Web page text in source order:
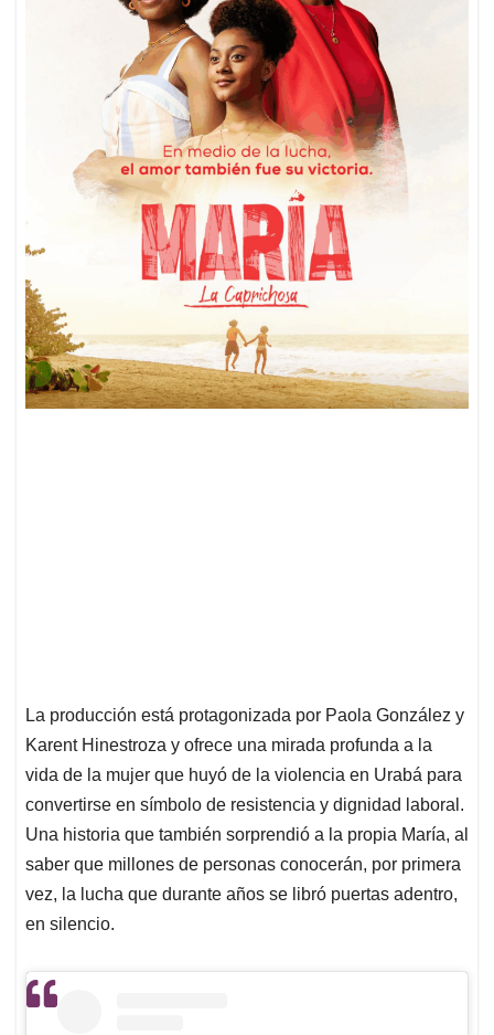
La producción está protagonizada por Paola González y
Karent Hinestroza y ofrece una mirada profunda a la
vida de la mujer que huyó de la violencia en Urabá para
convertirse en símbolo de resistencia y dignidad laboral.
Una historia que también sorprendió a la propia María, al
saber que millones de personas conocerán, por primera
vez, la lucha que durante años se libró puertas adentro,
en silencio.